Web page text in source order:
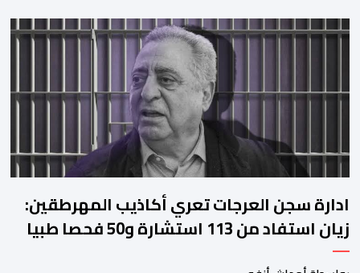
على منصات التواصل الاجتماعي، مصحوبا بعبارة “الرحلة مستمرة”، في
إشارة إلى رغبة الإدارة في الحفاظ على ركائز الفريق والتعزيز من
ادارة سجن العرجات تعري أكاذيب المهرطقين:
زيان استفاد من 113 استشارة و50 فحصا طبيا